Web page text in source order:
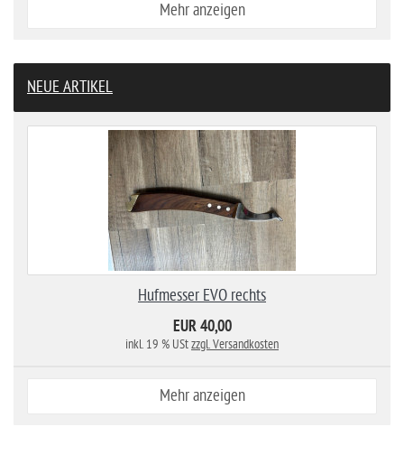
Mehr anzeigen
NEUE ARTIKEL
Hufmesser EVO rechts
EUR 40,00
inkl. 19 % UStzzgl. Versandkosten
Mehr anzeigen